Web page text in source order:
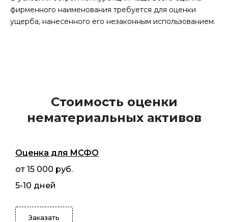
фирменного наименования требуется для оценки
ущерба, нанесенного его незаконным использованием.
Стоимость оценки
нематериальных активов
Оценка для МСФО
от 15 000 руб.
5-10 дней
Заказать